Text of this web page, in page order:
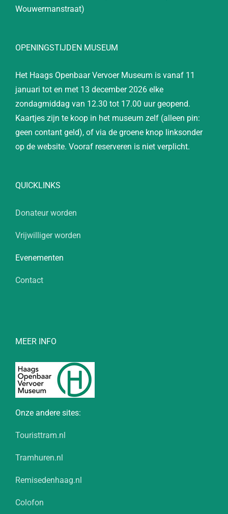
Wouwermanstraat)
OPENINGSTIJDEN MUSEUM
Het Haags Openbaar Vervoer Museum is vanaf 11
januari tot en met 13 december 2026 elke
zondagmiddag van 12.30 tot 17.00 uur geopend.
Kaartjes zijn te koop in het museum zelf (alleen pin:
geen contant geld), of via de groene knop linksonder
op de website. Vooraf reserveren is niet verplicht.
QUICKLINKS
Donateur worden
Vrijwilliger worden
Evenementen
Contact
MEER INFO
Onze andere sites:
Touristtram.nl
Tramhuren.nl
Remisedenhaag.nl
Colofon